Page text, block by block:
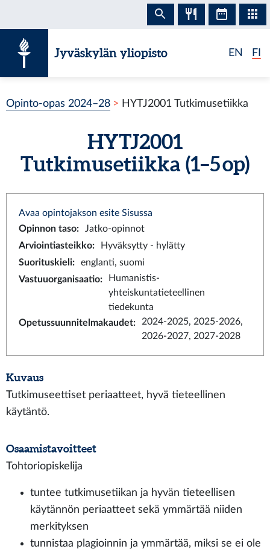
Jyväskylän yliopisto EN FI
Opinto-opas 2024–28 HYTJ2001 Tutkimusetiikka
HYTJ2001
Tutkimusetiikka (1–5 op)
Avaa opintojakson esite Sisussa
Opinnon taso:
Jatko-opinnot
Arviointiasteikko:
Hyväksytty - hylätty
Suorituskieli:
englanti, suomi
Vastuuorganisaatio:
Humanistis-
yhteiskuntatieteellinen
tiedekunta
Opetussuunnitelmakaudet:
2024-2025, 2025-2026,
2026-2027, 2027-2028
Kuvaus
Tutkimuseettiset periaatteet, hyvä tieteellinen
käytäntö.
Osaamistavoitteet
Tohtoriopiskelija
tuntee tutkimusetiikan ja hyvän tieteellisen
käytännön periaatteet sekä ymmärtää niiden
merkityksen
tunnistaa plagioinnin ja ymmärtää, miksi se ei ole